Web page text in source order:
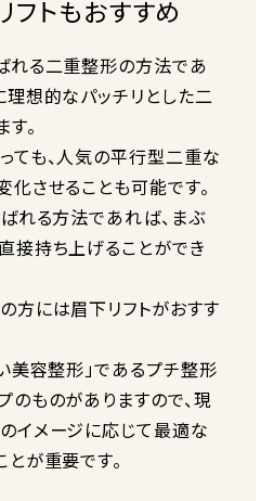
トもおすすめ
れる二重整形の方法であ
理想的なパッチリとした二
。
ても、人気の平行型二重な
化させることも可能です。
れる方法であれば、まぶ
接持ち上げることができ
方には眉下リフトがおすす
美容整形」であるプチ整形
のものがありますので、現
イメージに応じて最適な
が重要です。